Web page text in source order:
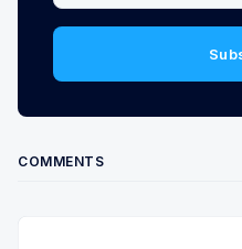
COMMENTS